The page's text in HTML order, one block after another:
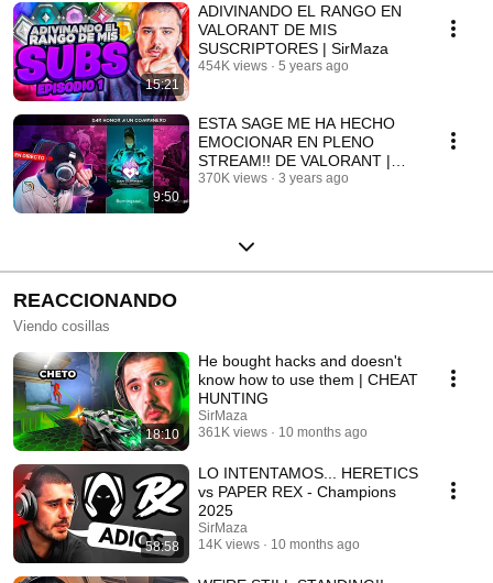
15:21
ADIVINANDO EL RANGO EN
VALORANT DE MIS
SUSCRIPTORES | SirMaza
454K views 5 years ago
9:50
ESTA SAGE ME HA HECHO
EMOCIONAR EN PLENO
STREAM!! DE VALORANT |
SIRMAZA
370K views 3 years ago
REACCIONANDO
Viendo cosillas
18:10
He bought hacks and doesn't
know how to use them | CHEAT
HUNTING
SirMaza
361K views
10 months ago
58:58
LO INTENTAMOS... HERETICS
vs PAPER REX - Champions
2025
SirMaza
14K views
10 months ago